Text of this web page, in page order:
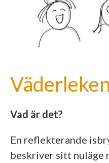
Väderleken
Vad är det?
En reflekterande
beskriver sitt nuläge